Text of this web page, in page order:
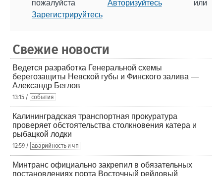
пожалуйста Авторизуйтесьили
Зарегистрируйтесь
Свежие новости
Ведется разработка Генеральной схемы
берегозащиты Невской губы и Финского залива —
Александр Беглов
13:15 / события
Калининградская транспортная прокуратура
проверяет обстоятельства столкновения катера и
рыбацкой лодки
12:59 / аварийность и чп
Минтранс официально закрепил в обязательных
постановлениях порта Восточный рейдовый